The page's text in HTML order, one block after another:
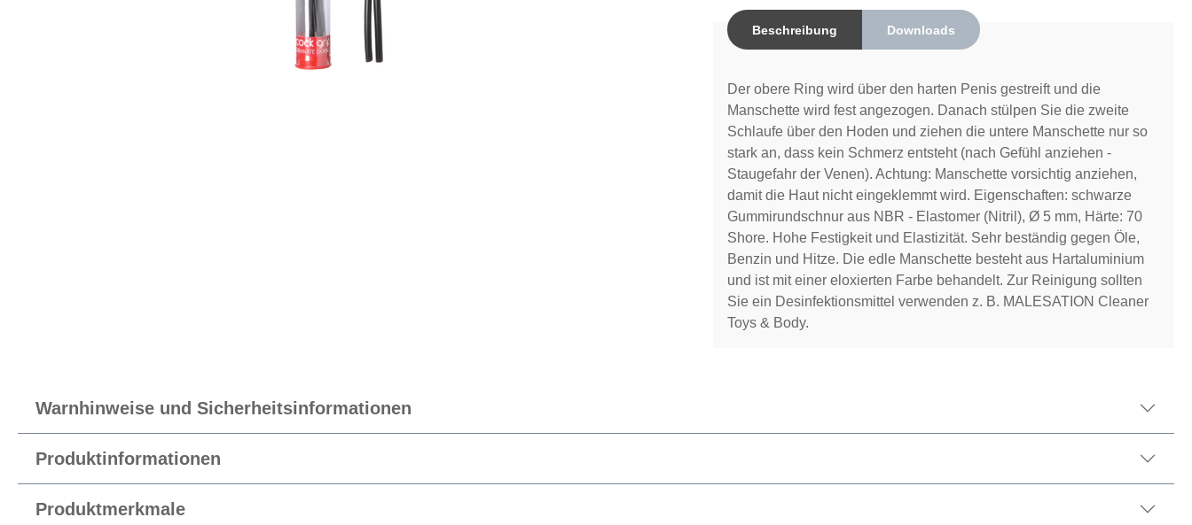
Beschreibung Downloads
Der obere Ring wird über den harten Penis gestreift und die
Manschette wird fest angezogen. Danach stülpen Sie die zweite
Schlaufe über den Hoden und ziehen die untere Manschette nur so
stark an, dass kein Schmerz entsteht (nach Gefühl anziehen -
Staugefahr der Venen). Achtung: Manschette vorsichtig anziehen,
damit die Haut nicht eingeklemmt wird. Eigenschaften: schwarze
Gummirundschnur aus NBR - Elastomer (Nitril), Ø 5 mm, Härte: 70
Shore. Hohe Festigkeit und Elastizität. Sehr beständig gegen Öle,
Benzin und Hitze. Die edle Manschette besteht aus Hartaluminium
und ist mit einer eloxierten Farbe behandelt. Zur Reinigung sollten
Sie ein Desinfektionsmittel verwenden z. B. MALESATION Cleaner
Toys & Body.
Warnhinweise und Sicherheitsinformationen
Produktinformationen
Produktmerkmale